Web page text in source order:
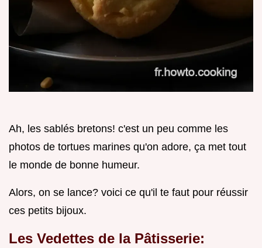
Ah, les sablés bretons! c'est un peu comme les
photos de tortues marines qu'on adore, ça met tout
le monde de bonne humeur.
Alors, on se lance? voici ce qu'il te faut pour réussir
ces petits bijoux.
Les Vedettes de la Pâtisserie: